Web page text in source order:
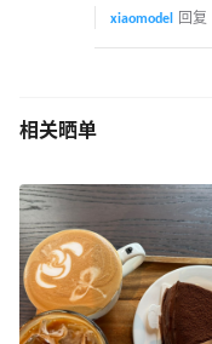
xiaomodel 回复
相关晒单